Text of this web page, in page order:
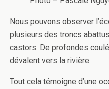
Nous pouvons observer
plusieurs des troncs
castors. De profondes
dévalent vers la rivière.
Tout cela témoigne d’une